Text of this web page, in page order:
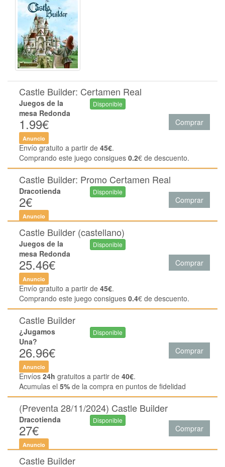
Castle Builder: Certamen Real
Juegos de la
mesa Redonda
1.99€
Disponible
Comprar
Anuncio
Envío gratuito a partir de 45€.
Comprando este juego consigues 0.2€ de descuento.
Castle Builder: Promo Certamen Real
Dracotienda
2€
Disponible
Comprar
Anuncio
Castle Builder (castellano)
Juegos de la
mesa Redonda
25.46€
Disponible
Comprar
Anuncio
Envío gratuito a partir de 45€.
Comprando este juego consigues 0.4€ de descuento.
Castle Builder
¿Jugamos
Una?
26.96€
Disponible
Comprar
Anuncio
Envíos 24h gratuitos a partir de 40€.
Acumulas el 5% de la compra en puntos de fidelidad
(Preventa 28/11/2024) Castle Builder
Dracotienda
27€
Disponible
Comprar
Anuncio
Castle Builder